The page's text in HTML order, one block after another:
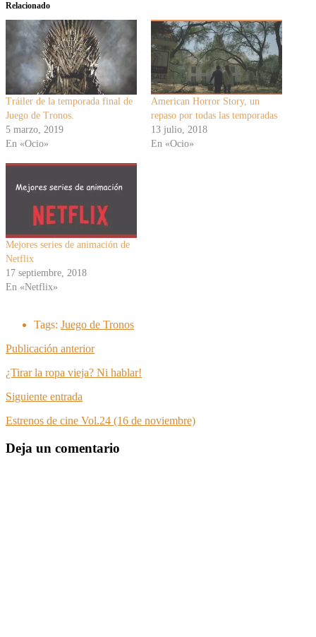
Relacionado
Tráiler de la temporada final de
Juego de Tronos.
5 marzo, 2019
En «Ocio»
American Horror Story, un
repaso por todas las temporadas
13 julio, 2018
En «Ocio»
Mejores series de animación de
Netflix
17 septiembre, 2018
En «Netflix»
Tags: Juego de Tronos
Publicación anterior
¿Tirar la ropa vieja? Ni hablar!
Siguiente entrada
Estrenos de cine Vol.24 (16 de noviembre)
Deja un comentario